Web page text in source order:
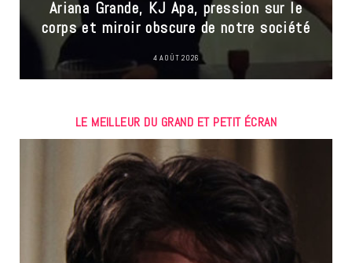
Ariana Grande, KJ Apa, pression sur le
corps et miroir obscure de notre société
4 AOÛT 2026
LE MEILLEUR DU GRAND ET PETIT ÉCRAN